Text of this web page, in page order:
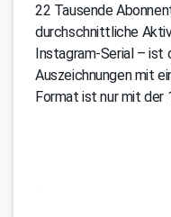
22 Tausende
durchschnittliche
Instagram-Serial – ist
Auszeichnungen mit
Format ist nur mit der